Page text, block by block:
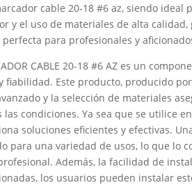
cable 20-18 #6 az, siendo
y el uso de materiales de alta
perfecta para profesionales y
CABLE 20-18 #6 AZ es un
fiabilidad. Este producto, producido
y la selección de materiales
las condiciones. Ya sea que se utilice
soluciones eficientes y efectivas.
para una variedad de usos, lo que lo
Además, la facilidad de
los usuarios pueden instalar